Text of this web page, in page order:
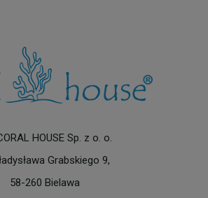
HOUSE Sp. z o. o.
Grabskiego 9,
58-260 Bielawa